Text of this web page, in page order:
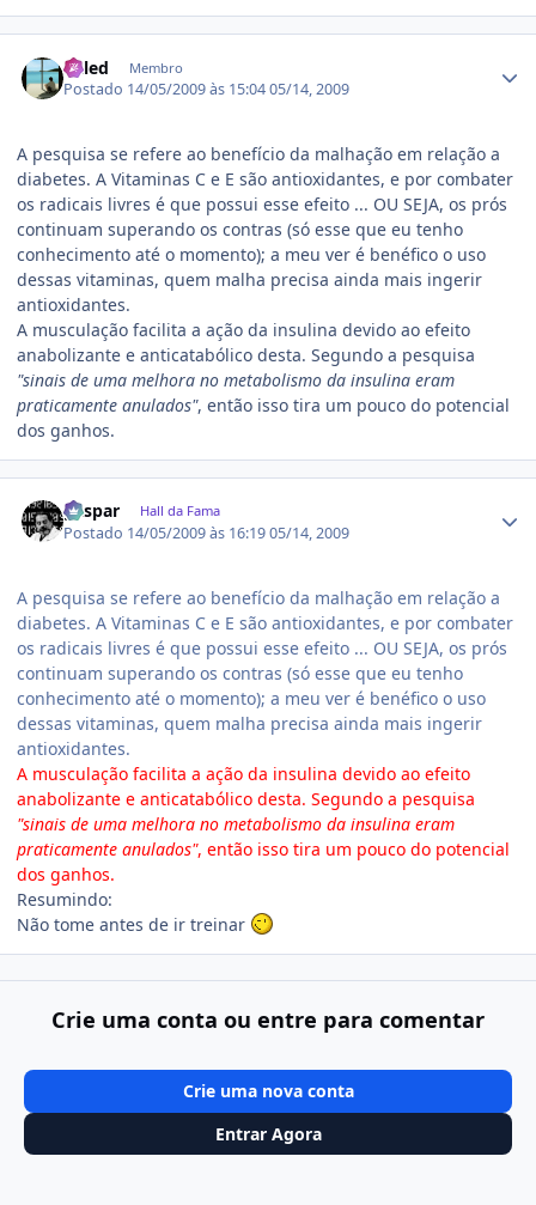
Kaled Membro
Postado 14/05/2009 às 15:0405/14, 2009
A pesquisa se refere ao benefício da malhação em relação a
diabetes. A Vitaminas C e E são antioxidantes, e por combater
os radicais livres é que possui esse efeito ... OU SEJA, os prós
continuam superando os contras (só esse que eu tenho
conhecimento até o momento); a meu ver é benéfico o uso
dessas vitaminas, quem malha precisa ainda mais ingerir
antioxidantes.
A musculação facilita a ação da insulina devido ao efeito
anabolizante e anticatabólico desta. Segundo a pesquisa
"sinais de uma melhora no metabolismo da insulina eram
praticamente anulados", então isso tira um pouco do potencial
dos ganhos.
gaspar Hall da Fama
Postado 14/05/2009 às 16:1905/14, 2009
A pesquisa se refere ao benefício da malhação em relação a
diabetes. A Vitaminas C e E são antioxidantes, e por combater
os radicais livres é que possui esse efeito ... OU SEJA, os prós
continuam superando os contras (só esse que eu tenho
conhecimento até o momento); a meu ver é benéfico o uso
dessas vitaminas, quem malha precisa ainda mais ingerir
antioxidantes.
A musculação facilita a ação da insulina devido ao efeito
anabolizante e anticatabólico desta. Segundo a pesquisa
"sinais de uma melhora no metabolismo da insulina eram
praticamente anulados", então isso tira um pouco do potencial
dos ganhos.
Resumindo:
Não tome antes de ir treinar
Crie uma conta ou entre para comentar
Crie uma nova conta
Entrar Agora